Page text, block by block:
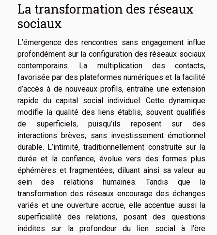
La transformation des réseaux
sociaux
L’émergence des rencontres sans engagement influe
profondément sur la configuration des réseaux sociaux
contemporains. La multiplication des contacts,
favorisée par des plateformes numériques et la facilité
d’accès à de nouveaux profils, entraîne une extension
rapide du capital social individuel. Cette dynamique
modifie la qualité des liens établis, souvent qualifiés
de superficiels, puisqu’ils reposent sur des
interactions brèves, sans investissement émotionnel
durable. L’intimité, traditionnellement construite sur la
durée et la confiance, évolue vers des formes plus
éphémères et fragmentées, diluant ainsi sa valeur au
sein des relations humaines. Tandis que la
transformation des réseaux encourage des échanges
variés et une ouverture accrue, elle accentue aussi la
superficialité des relations, posant des questions
inédites sur la profondeur du lien social à l’ère